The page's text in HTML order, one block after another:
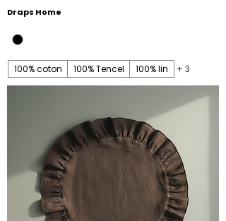
Draps Home
100% coton 100% Tencel 100% lin + 3